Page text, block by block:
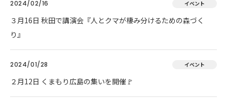
2024/02/16 イベント
３月16日 秋田で講演会『人とクマが棲み分けるための森づく
り』
2024/01/28 イベント
２月12日 くまもり広島の集いを開催🚩